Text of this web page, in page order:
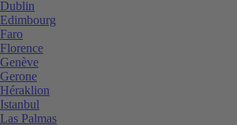
Dublin
Edimbourg
Faro
Florence
Genève
Gerone
Héraklion
Istanbul
Las Palmas